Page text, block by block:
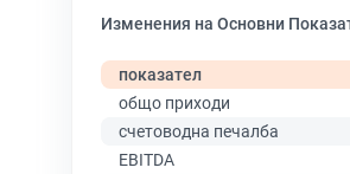
Изменения на Основни
показател
общо приходи
счетоводна печалба
EBITDA